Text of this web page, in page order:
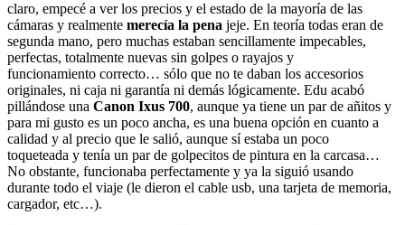
claro, empecé a ver los precios y el estado de la mayoría de las
cámaras y realmente merecía la pena jeje. En teoría todas eran de
segunda mano, pero muchas estaban sencillamente impecables,
perfectas, totalmente nuevas sin golpes o rayajos y
funcionamiento correcto… sólo que no te daban los accesorios
originales, ni caja ni garantía ni demás lógicamente. Edu acabó
pillándose una Canon Ixus 700, aunque ya tiene un par de añitos y
para mi gusto es un poco ancha, es una buena opción en cuanto a
calidad y al precio que le salió, aunque sí estaba un poco
toqueteada y tenía un par de golpecitos de pintura en la carcasa…
No obstante, funcionaba perfectamente y ya la siguió usando
durante todo el viaje (le dieron el cable usb, una tarjeta de memoria,
cargador, etc…).